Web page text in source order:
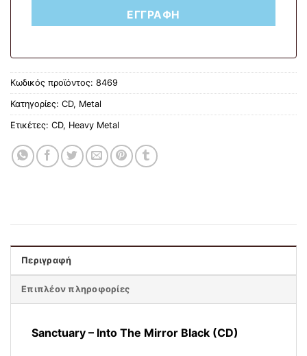
ΕΓΓΡΑΦΉ
Κωδικός προϊόντος: 8469
Κατηγορίες: CD, Metal
Ετικέτες: CD, Heavy Metal
Περιγραφή
Επιπλέον πληροφορίες
Sanctuary ‎– Into The Mirror Black (CD)